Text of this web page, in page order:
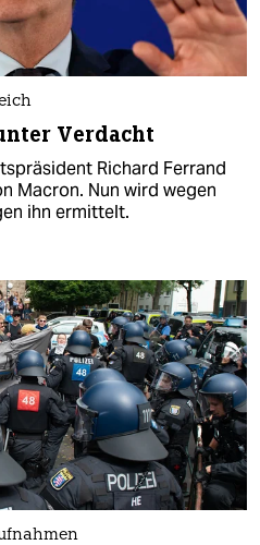
Verdacht
Richard Ferrand
Macron. Nun wird wegen
ihn ermittelt.